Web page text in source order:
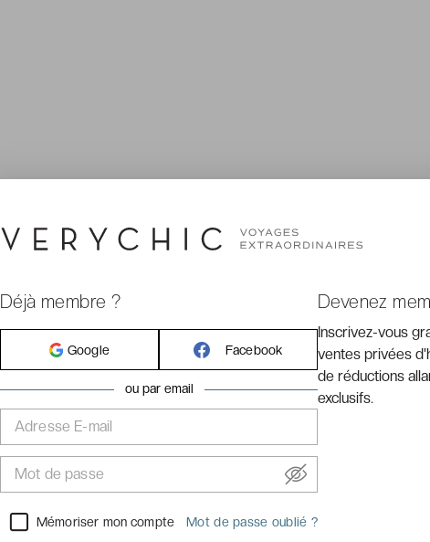
Déjà membre ?
Google Facebook
ou par email
Adresse E-mail
Mot de passe
Mémoriser mon compte Mot de passe oublié ?
Devenez
Inscrivez-vous
ventes privées
de réductions
exclusifs.